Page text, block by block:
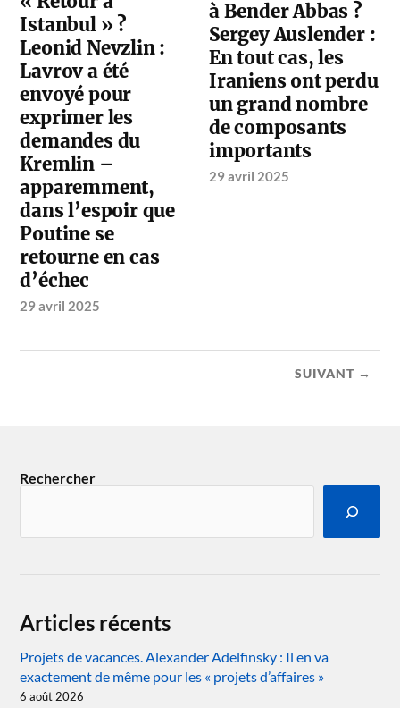
Istanbul » ?
Leonid Nevzlin :
Lavrov a été
envoyé pour
exprimer les
demandes du
Kremlin –
apparemment,
dans l’espoir que
Poutine se
retourne en cas
d’échec
29 avril 2025
à Bender Abbas ?
Sergey Auslender :
En tout cas, les
Iraniens ont perdu
un grand nombre
de composants
importants
29 avril 2025
SUIVANT →
Rechercher
Articles récents
Projets de vacances. Alexander Adelfinsky : Il en va
exactement de même pour les « projets d’affaires »
6 août 2026